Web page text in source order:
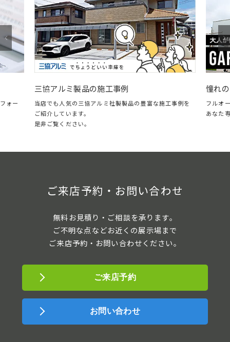
豊富な施工事例を
憧れのガレージ・LIXILスタイルコート特集
フルオープン＆クローズに対応した、自分の時間を楽し
あなた専用のガレージリビング。
ご来店予約・お問い合わせ
無料お見積り・ご相談を承ります。
ご不明な点などお近くの展示場まで
ご来店予約・お問い合わせください。
ご来店予約
お問い合わせ